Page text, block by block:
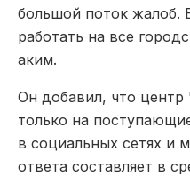
большой поток жалоб.
работать на все
аким.
Он добавил, что центр
только на
в социальных сетях и
ответа составляет в